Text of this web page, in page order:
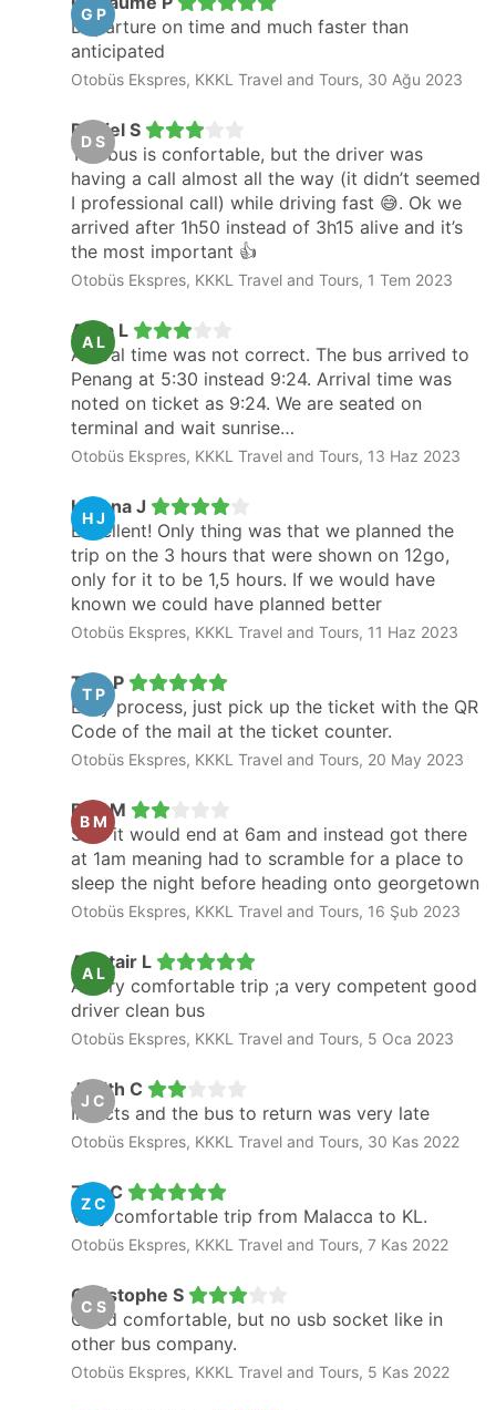
G P
Departure on time and much faster than
anticipated
Otobüs Ekspres, KKKL Travel and Tours, 30 Ağu 2023
D S
Daniel S
The bus is confortable, but the driver was
having a call almost all the way (it didn’t seemed
I professional call) while driving fast 😅. Ok we
arrived after 1h50 instead of 3h15 alive and it’s
the most important 👍
Otobüs Ekspres, KKKL Travel and Tours, 1 Tem 2023
A L
Alina L
Arrival time was not correct. The bus arrived to
Penang at 5:30 instead 9:24. Arrival time was
noted on ticket as 9:24. We are seated on
terminal and wait sunrise…
Otobüs Ekspres, KKKL Travel and Tours, 13 Haz 2023
H J
Helena J
Excellent! Only thing was that we planned the
trip on the 3 hours that were shown on 12go,
only for it to be 1,5 hours. If we would have
known we could have planned better
Otobüs Ekspres, KKKL Travel and Tours, 11 Haz 2023
T P
Tico P
Easy process, just pick up the ticket with the QR
Code of the mail at the ticket counter.
Otobüs Ekspres, KKKL Travel and Tours, 20 May 2023
B M
Ben M
Said it would end at 6am and instead got there
at 1am meaning had to scramble for a place to
sleep the night before heading onto georgetown
Otobüs Ekspres, KKKL Travel and Tours, 16 Şub 2023
A L
Alastair L
A very comfortable trip ;a very competent good
driver clean bus
Otobüs Ekspres, KKKL Travel and Tours, 5 Oca 2023
J C
Judith C
Insects and the bus to return was very late
Otobüs Ekspres, KKKL Travel and Tours, 30 Kas 2022
Z C
Zoe C
Very comfortable trip from Malacca to KL.
Otobüs Ekspres, KKKL Travel and Tours, 7 Kas 2022
C S
Christophe S
Good comfortable, but no usb socket like in
other bus company.
Otobüs Ekspres, KKKL Travel and Tours, 5 Kas 2022